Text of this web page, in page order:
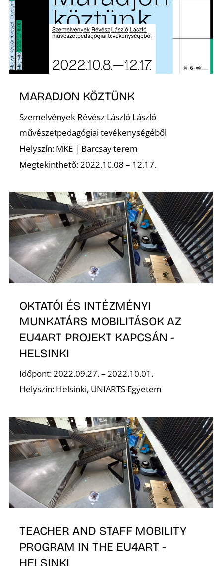
MARADJON KÖZTÜNK
Szemelvények Révész László László
művészetpedagógiai tevékenységéből
Helyszín: MKE | Barcsay terem
Megtekinthető: 2022.10.08 – 12.17.
OKTATÓI ÉS INTÉZMÉNYI
MUNKATÁRS MOBILITÁSOK AZ
EU4ART PROJEKT KAPCSÁN -
HELSINKI
Időpont: 2022.09.27. – 2022.10.01.
Helyszín: Helsinki, UNIARTS Egyetem
TEACHER AND STAFF MOBILITY
PROGRAM IN THE EU4ART -
HELSINKI